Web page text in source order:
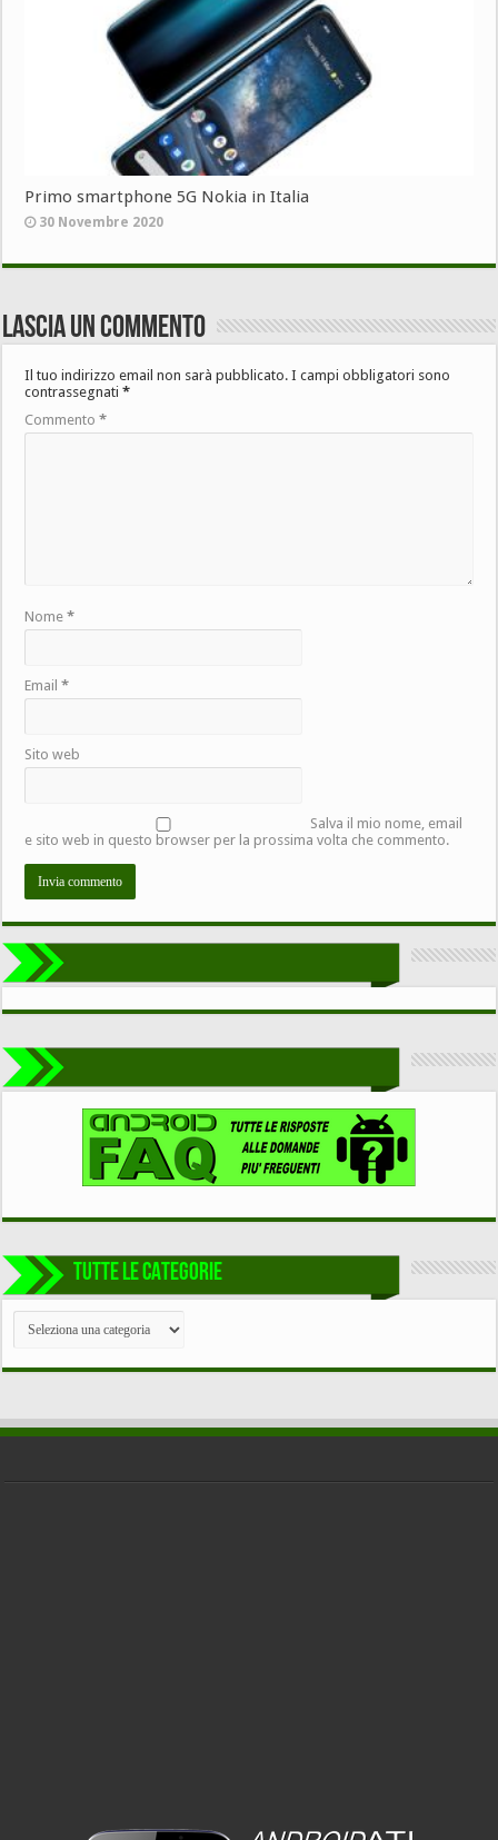
Primo smartphone 5G Nokia in Italia
30 Novembre 2020
Lascia un commento
Il tuo indirizzo email non sarà pubblicato. I campi obbligatori sono
contrassegnati*
Commento*
Nome*
Email*
Sito web
Salva il mio nome, email
e sito web in questo browser per la prossima volta che commento.
TUTTE LE CATEGORIE
TUTTE
CATEGORIE